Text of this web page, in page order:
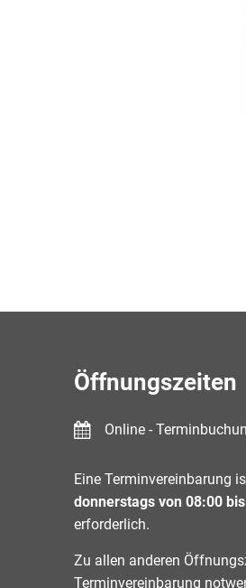
Öffnungszeiten
Online -
Eine Terminvereinbarung
donnerstags von 08:00
erforderlich.
Zu allen anderen
Terminvereinbarung